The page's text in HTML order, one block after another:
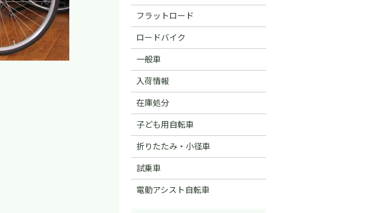
フラットロード
ロードバイク
一般車
入荷情報
在庫処分
子ども用自転車
折りたたみ・小径車
試乗車
電動アシスト自転車